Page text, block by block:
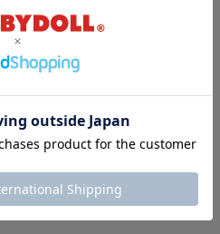
SALE ディズニー 刺繍メッシュキャ
adidas ボクサーパンツ 2枚セット